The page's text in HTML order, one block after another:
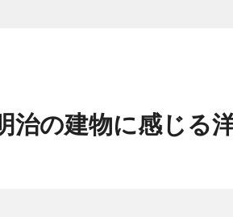
の建物に感じる